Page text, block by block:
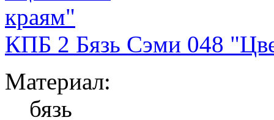
КПБ 2 Бязь Сэми 048
Материал:
бязь